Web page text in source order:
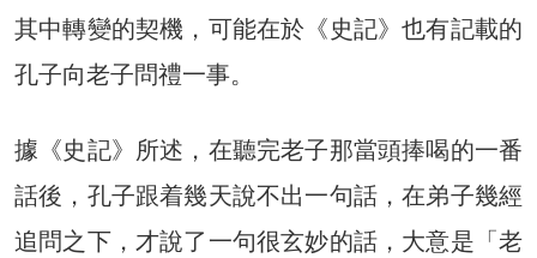
其中轉變的契機，可能在於《史記》也有記載的
孔子向老子問禮一事。
據《史記》所述，在聽完老子那當頭捧喝的一番
話後，孔子跟着幾天說不出一句話，在弟子幾經
追問之下，才說了一句很玄妙的話，大意是「老